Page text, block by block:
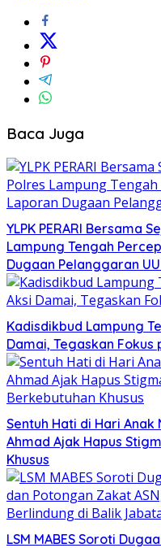
Baca Juga
YLPK PERARI Bersama
Lampung Tengah
Dugaan Pelanggaran UU
Kadisdikbud Lampung
Damai, Tegaskan
Sentuh Hati di Hari Anak
Ahmad Ajak Hapus
Khusus
LSM MABES Soroti